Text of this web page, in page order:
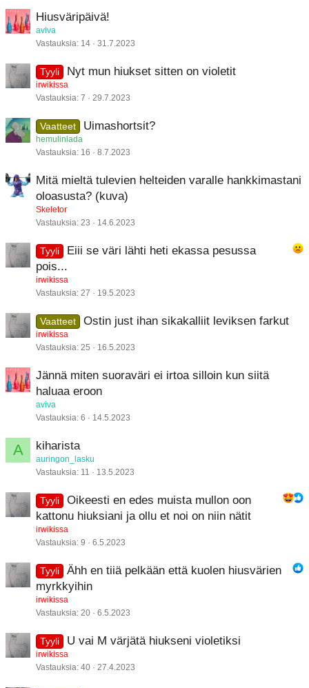
Hiusväripäivä!
aviva
Vastauksia 14 31.7.2023
Tyyli Nyt mun hiukset sitten on violetit
irwikissa
Vastauksia 7 29.7.2023
Vaatteet Uimashortsit?
hemulinlada
Vastauksia 16 8.7.2023
Mitä mieltä tulevien helteiden varalle hankkimastani
oloasusta? (kuva)
Skeletor
Vastauksia 23 14.6.2023
Tyyli
Eiii se väri lähti heti ekassa pesussa
pois...
irwikissa
Vastauksia 27 19.5.2023
Vaatteet Ostin just ihan sikakalliit leviksen farkut
irwikissa
Vastauksia 25 16.5.2023
Jännä miten suoraväri ei irtoa silloin kun siitä
haluaa eroon
aviva
Vastauksia 6 14.5.2023
A kiharista
auringon_lasku
Vastauksia 11 13.5.2023
Tyyli
Oikeesti en edes muista mullon oon
kattonu hiuksiani ja ollu et noi on niin nätit
irwikissa
Vastauksia 9 6.5.2023
Tyyli
Ähh en tiiä pelkään että kuolen hiusvärien
myrkkyihin
irwikissa
Vastauksia 20 6.5.2023
Tyyli U vai M värjätä hiukseni violetiksi
irwikissa
Vastauksia 40 27.4.2023